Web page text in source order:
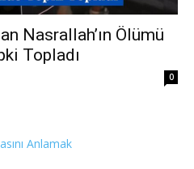
Nasrallah’ın Ölümü
Topladı
0
Anlamak